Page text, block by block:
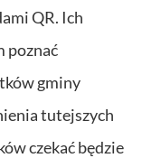
QR. Ich
poznać
gminy
tutejszych
czekać będzie